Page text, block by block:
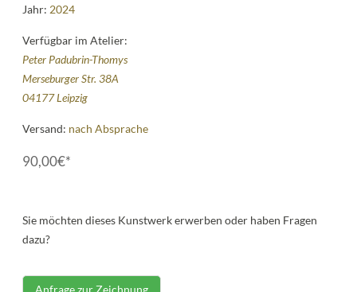
Jahr: 2024
Verfügbar im Atelier:
Peter Padubrin-Thomys
Merseburger Str. 38A
04177 Leipzig
Versand: nach Absprache
90,00€*
Sie möchten dieses Kunstwerk erwerben oder haben Fragen
dazu?
Anfrage zur Zeichnung